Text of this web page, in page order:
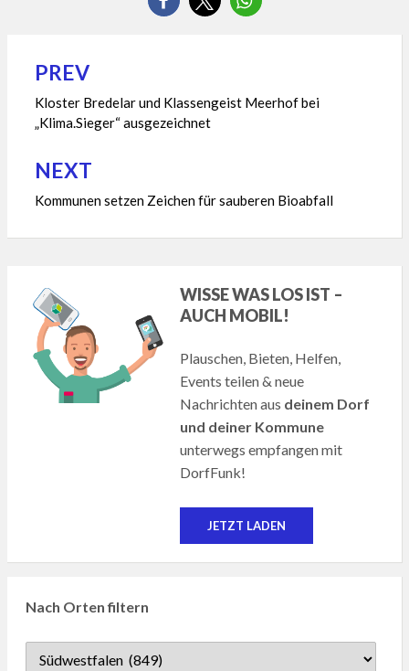
Beitragsnavigation
PREV
Kloster Bredelar und Klassengeist Meerhof bei
„Klima.Sieger“ ausgezeichnet
NEXT
Kommunen setzen Zeichen für sauberen Bioabfall
WISSE WAS LOS IST –
AUCH MOBIL!
Plauschen, Bieten, Helfen,
Events teilen & neue
Nachrichten aus deinem Dorf
und deiner Kommune
unterwegs empfangen mit
DorfFunk!
JETZT LADEN
Nach Orten filtern